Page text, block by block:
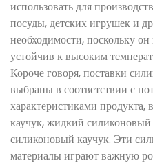
использовать для
посуды, детских игрушек и
необходимости, поскольку
устойчив к высоким
Короче говоря, поставки
выбраны в соответствии с
характеристиками
каучук, жидкий
силиконовый каучук. Эти
материалы играют важную